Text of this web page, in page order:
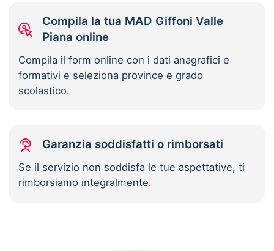
Compila la tua MAD Giffoni Valle
Piana online
Compila il form online con i dati anagrafici e
formativi e seleziona province e grado
scolastico.
Garanzia soddisfatti o rimborsati
Se il servizio non soddisfa le tue aspettative, ti
rimborsiamo integralmente.